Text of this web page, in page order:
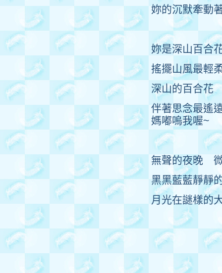
妳的沉默牽動
妳是深山百合
搖擺山風最輕
深山的百合花
伴著思念最遙
媽嘟嗚我喔~
無聲的夜晚
黑黑藍藍靜靜
月光在謎樣的